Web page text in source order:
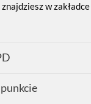
w zakładce